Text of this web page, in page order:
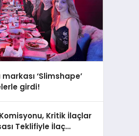
markası ‘Slimshape’
girdi!
Kritik İlaçlar
Teklifiyle İlaç